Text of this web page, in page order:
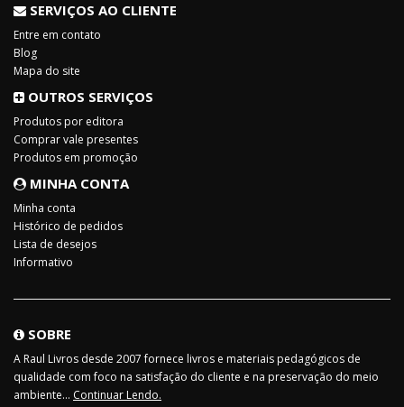
SERVIÇOS AO CLIENTE
Entre em contato
Blog
Mapa do site
OUTROS SERVIÇOS
Produtos por editora
Comprar vale presentes
Produtos em promoção
MINHA CONTA
Minha conta
Histórico de pedidos
Lista de desejos
Informativo
SOBRE
A Raul Livros desde 2007 fornece livros e materiais pedagógicos de
qualidade com foco na satisfação do cliente e na preservação do meio
ambiente... Continuar Lendo.